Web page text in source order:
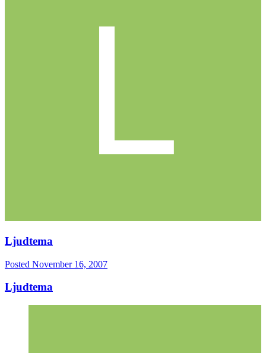
Ljudtema
Posted November 16, 2007
Ljudtema